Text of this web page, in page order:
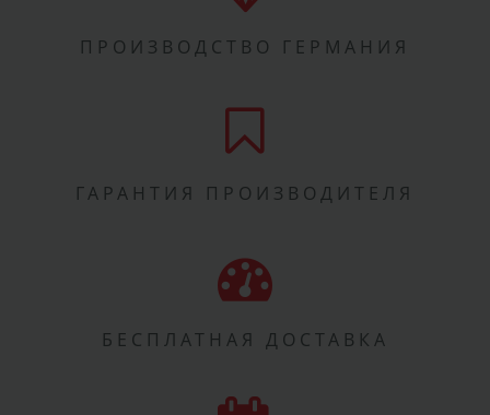
ПРОИЗВОДСТВО ГЕРМАНИЯ
ГАРАНТИЯ ПРОИЗВОДИТЕЛЯ
БЕСПЛАТНАЯ ДОСТАВКА